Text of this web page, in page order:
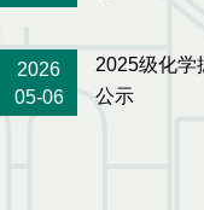
2026
05-06
2025级化学
公示